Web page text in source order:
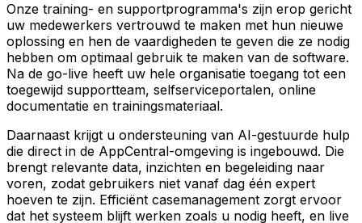
Onze training- en supportprogramma's zijn erop gericht
uw medewerkers vertrouwd te maken met hun nieuwe
oplossing en hen de vaardigheden te geven die ze nodig
hebben om optimaal gebruik te maken van de software.
Na de go-live heeft uw hele organisatie toegang tot een
toegewijd supportteam, selfserviceportalen, online
documentatie en trainingsmateriaal.
Daarnaast krijgt u ondersteuning van AI-gestuurde hulp
die direct in de AppCentral-omgeving is ingebouwd. Die
brengt relevante data, inzichten en begeleiding naar
voren, zodat gebruikers niet vanaf dag één expert
hoeven te zijn. Efficiënt casemanagement zorgt ervoor
dat het systeem blijft werken zoals u nodig heeft, en live